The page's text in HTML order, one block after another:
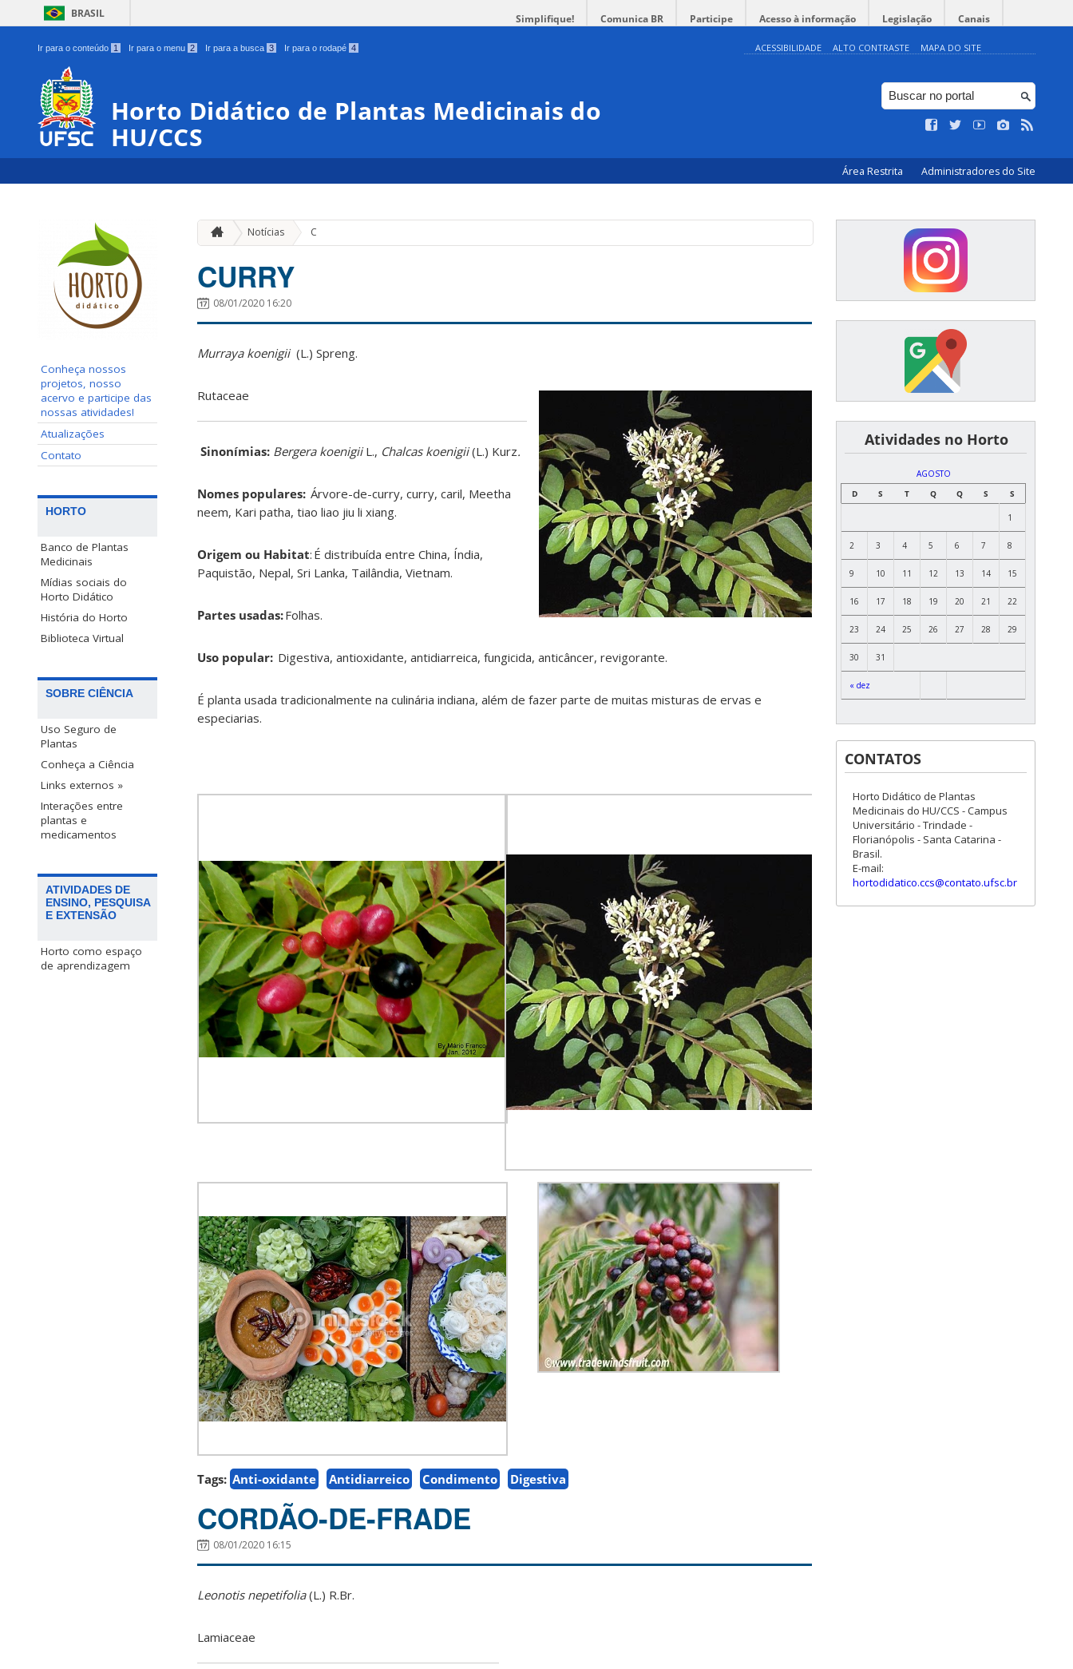
BRASIL Simplifique! Comunica BR Participe Acesso à informação Legislação Canais
Ir para o conteúdo 1 Ir para o menu 2 Ir para a busca 3 Ir para o rodapé 4 ACESSIBILIDADE ALTO CONTRASTE MAPA DO SITE
Horto Didático de Plantas Medicinais do
HU/CCS
Área Restrita Administradores do Site
Conheça nossos
projetos, nosso
acervo e participe das
nossas atividades!
Atualizações
Contato
HORTO
Banco de Plantas
Medicinais
Mídias sociais do
Horto Didático
História do Horto
Biblioteca Virtual
SOBRE CIÊNCIA
Uso Seguro de
Plantas
Conheça a Ciência
Links externos »
Interações entre
plantas e
medicamentos
ATIVIDADES DE
ENSINO, PESQUISA
E EXTENSÃO
Horto como espaço
de aprendizagem
Notícias C
CURRY
08/01/2020 16:20
Murraya koenigii(L.) Spreng.
Rutaceae
Sinonímias: Bergera koenigiiL., Chalcas koenigii(L.) Kurz.
Nomes populares: Árvore-de-curry, curry, caril, Meetha
neem, Kari patha, tiao liao jiu li xiang.
Origem ou Habitat: É distribuída entre China, Índia,
Paquistão, Nepal, Sri Lanka, Tailândia, Vietnam.
Partes usadas:Folhas.
Uso popular: Digestiva, antioxidante, antidiarreica, fungicida, anticâncer, revigorante.
É planta usada tradicionalmente na culinária indiana, além de fazer parte de muitas misturas de ervas e
especiarias.
Tags: Anti-oxidante Antidiarreico Condimento Digestiva
CORDÃO-DE-FRADE
08/01/2020 16:15
Leonotis nepetifolia(L.) R.Br.
Lamiaceae
͏ ͏ ͏ ͏ ͏ ͏Atividades no Horto
AGOSTO
D
S T Q Q S S
« dez
1
2 3 4 5 6 7 8
9 10 11 12 13 14 15
16 17 18 19 20 21 22
23 24 25 26 27 28 29
30 31
CONTATOS
Horto Didático de Plantas
Medicinais do HU/CCS - Campus
Universitário - Trindade -
Florianópolis - Santa Catarina -
Brasil.
E-mail:
hortodidatico.ccs@contato.ufsc.br